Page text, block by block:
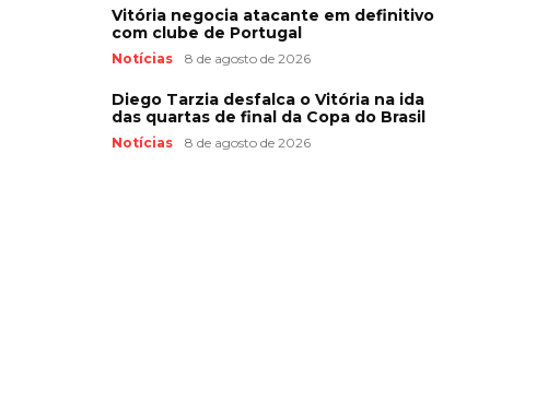
Vitória negocia atacante em definitivo
com clube de Portugal
Notícias 8 de agosto de 2026
Diego Tarzia desfalca o Vitória na ida
das quartas de final da Copa do Brasil
Notícias 8 de agosto de 2026